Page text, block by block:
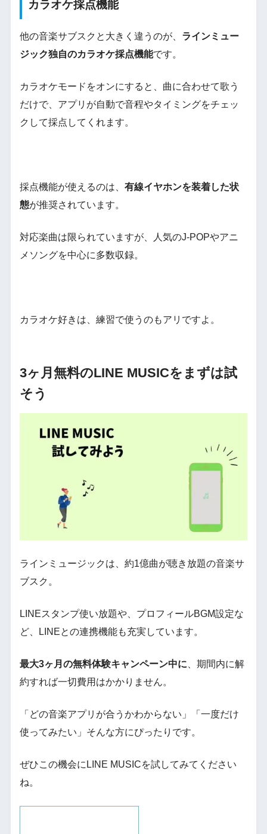
カラオケ採点機能
他の音楽サブスクと大きく違うのが、 ラインミュー
ジック独自のカラオケ採点機能です。
カラオケモードをオンにすると、曲に合わせて歌う
だけで、アプリが自動で音程やタイミングをチェッ
クして採点してくれます。
採点機能が使えるのは、 有線イヤホンを装着した状
態が推奨されています。
対応楽曲は限られていますが、人気のJ-POPやアニ
メソングを中心に多数収録。
カラオケ好きは、練習で使うのもアリですよ。
3ヶ月無料のLINE MUSICをまずは試
そう
ラインミュージックは、約1億曲が聴き放題の音楽サ
ブスク。
LINEスタンプ使い放題や、プロフィールBGM設定な
ど、LINEとの連携機能も充実しています。
最大3ヶ月の無料体験キャンペーン中に 、期間内に解
約すれば一切費用はかかりません。
「どの音楽アプリが合うかわからない」「一度だけ
使ってみたい」そんな方にぴったりです。
ぜひこの機会にLINE MUSICを試してみてください
ね。